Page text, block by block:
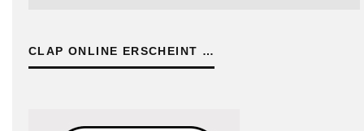
CLAP ONLINE ERSCHEINT …